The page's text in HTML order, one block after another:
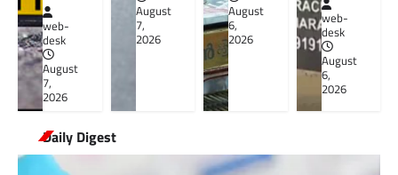
web-
desk
August
7,
2026
August
7,
2026
August
6,
2026
web-
desk
August
6,
2026
Daily Digest